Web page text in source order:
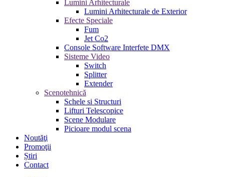
Lumini Arhitecturale
Lumini Arhitecturale de Exterior
Efecte Speciale
Fum
Jet Co2
Console Software Interfete DMX
Sisteme Video
Switch
Splitter
Extender
Scenotehnică
Schele si Structuri
Lifturi Telescopice
Scene Modulare
Picioare modul scena
Noutăţi
Promoţii
Știri
Contact